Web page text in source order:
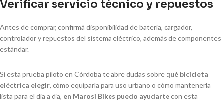
Verificar servicio técnico y repuestos
Antes de comprar, confirmá disponibilidad de batería, cargador,
controlador y repuestos del sistema eléctrico, además de componentes
estándar.
Si esta prueba piloto en Córdoba te abre dudas sobre qué bicicleta
eléctrica elegir, cómo equiparla para uso urbano o cómo mantenerla
lista para el día a día, en Marosi Bikes puedo ayudartecon esta